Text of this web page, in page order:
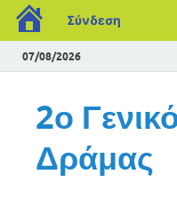
Σύνδεση
07/08/2026
2ο
Δράμας